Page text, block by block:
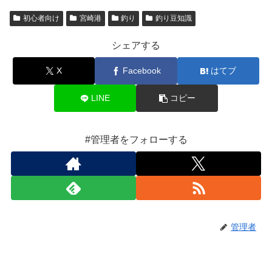
初心者向け 宮崎港 釣り 釣り豆知識
シェアする
X Facebook はてブ
LINE コピー
#管理者をフォローする
管理者